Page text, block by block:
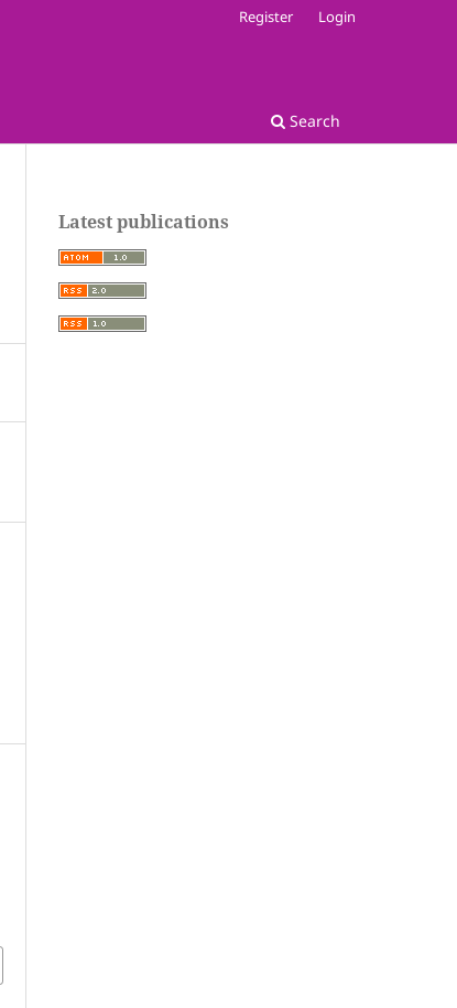
Search
Register Login
Latest publications